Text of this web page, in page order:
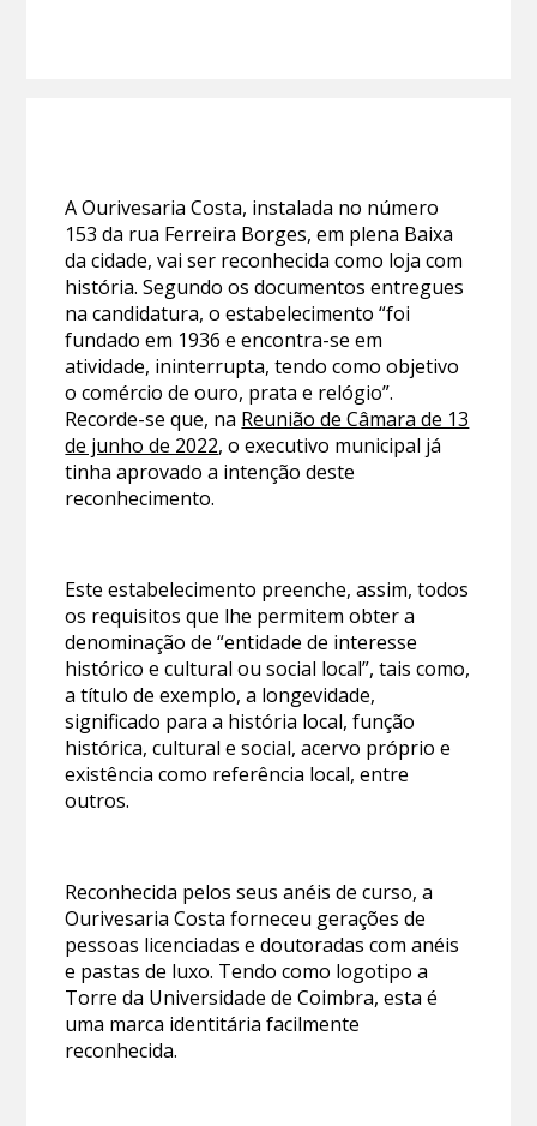
A Ourivesaria Costa, instalada no número
153 da rua Ferreira Borges, em plena Baixa
da cidade, vai ser reconhecida como loja com
história. Segundo os documentos entregues
na candidatura, o estabelecimento “foi
fundado em 1936 e encontra-se em
atividade, ininterrupta, tendo como objetivo
o comércio de ouro, prata e relógio”.
Recorde-se que, na Reunião de Câmara de 13
de junho de 2022, o executivo municipal já
tinha aprovado a intenção deste
reconhecimento.
Este estabelecimento preenche, assim, todos
os requisitos que lhe permitem obter a
denominação de “entidade de interesse
histórico e cultural ou social local”, tais como,
a título de exemplo, a longevidade,
significado para a história local, função
histórica, cultural e social, acervo próprio e
existência como referência local, entre
outros.
Reconhecida pelos seus anéis de curso, a
Ourivesaria Costa forneceu gerações de
pessoas licenciadas e doutoradas com anéis
e pastas de luxo. Tendo como logotipo a
Torre da Universidade de Coimbra, esta é
uma marca identitária facilmente
reconhecida.